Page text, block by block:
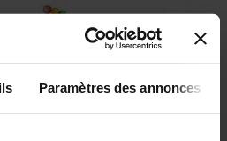
Paramètres des annonces